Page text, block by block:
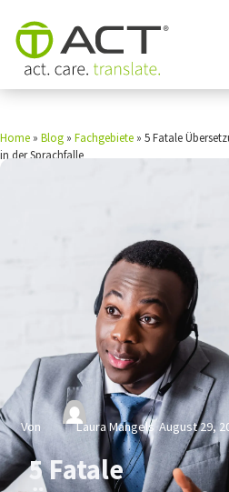
Home » Blog » Fachgebiete » 5 Fatale
in der Sprachfalle
VonLaura Mangels August 29,
5 Fatale